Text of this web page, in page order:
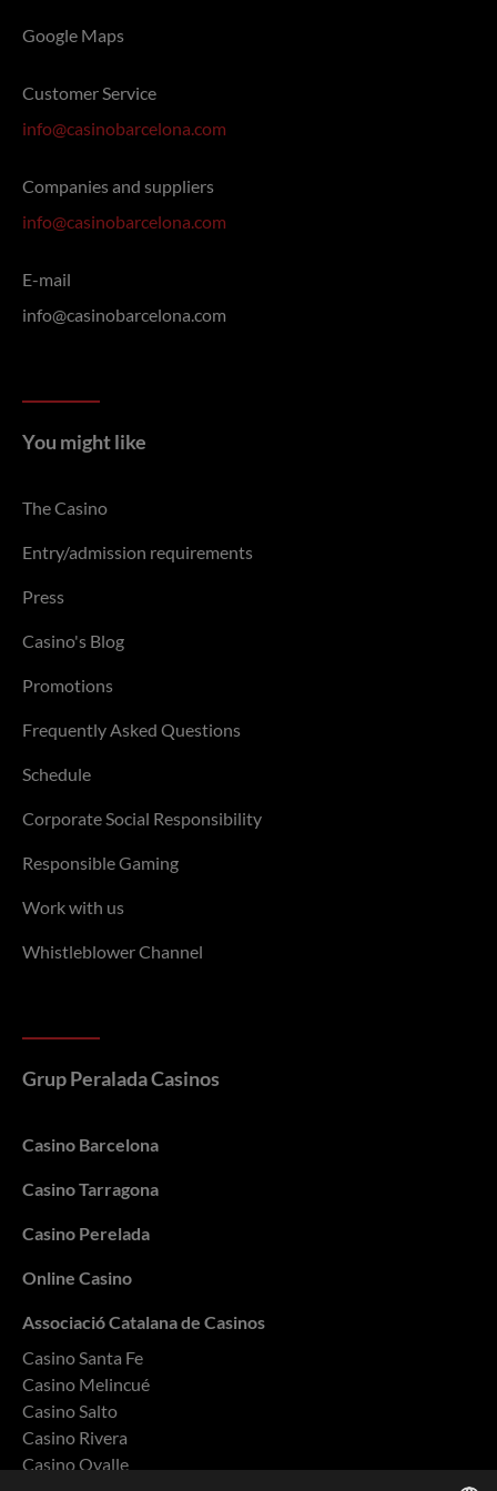
Google Maps
Customer Service
info@casinobarcelona.com
Companies and suppliers
info@casinobarcelona.com
E-mail
info@casinobarcelona.com
You might like
The Casino
Entry/admission requirements
Press
Casino's Blog
Promotions
Frequently Asked Questions
Schedule
Corporate Social Responsibility
Responsible Gaming
Work with us
Whistleblower Channel
Grup Peralada Casinos
Casino Barcelona
Casino Tarragona
Casino Perelada
Online Casino
Associació Catalana de Casinos
Casino Santa Fe
Casino Melincué
Casino Salto
Casino Rivera
Casino Ovalle